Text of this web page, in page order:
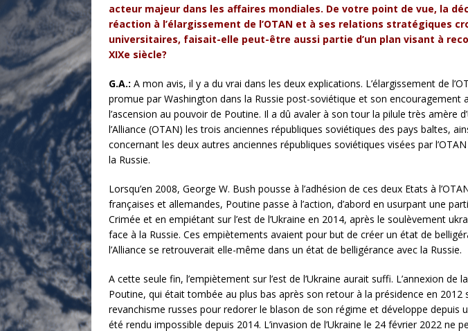
acteur majeur dans les affaires mondiales. De votre point de vue, la
réaction à l’élargissement de l’OTAN et à ses relations stratégiques
universitaires, faisait-elle peut-être aussi partie d’un plan visant à
XIXe siècle?
G.A.: A mon avis, il y a du vrai dans les deux explications. L’élargissement de
promue par Washington dans la Russie post-soviétique et son
l’ascension au pouvoir de Poutine. Il a dû avaler à son tour la pilule très amère
l’Alliance (OTAN) les trois anciennes républiques soviétiques des pays baltes,
concernant les deux autres anciennes républiques soviétiques visées par
la Russie.
Lorsqu’en 2008, George W. Bush pousse à l’adhésion de ces deux Etats à
françaises et allemandes, Poutine passe à l’action, d’abord en usurpant une
Crimée et en empiétant sur l’est de l’Ukraine en 2014, après le soulèvement
face à la Russie. Ces empiètements avaient pour but de créer un état de
l’Alliance se retrouverait elle-même dans un état de belligérance avec la Russie.
A cette seule fin, l’empiètement sur l’est de l’Ukraine aurait suffi. L’annexion
Poutine, qui était tombée au plus bas après son retour à la présidence en
revanchisme russes pour redorer le blason de son régime et développe depuis
été rendu impossible depuis 2014. L’invasion de l’Ukraine le 24 février 2022 ne